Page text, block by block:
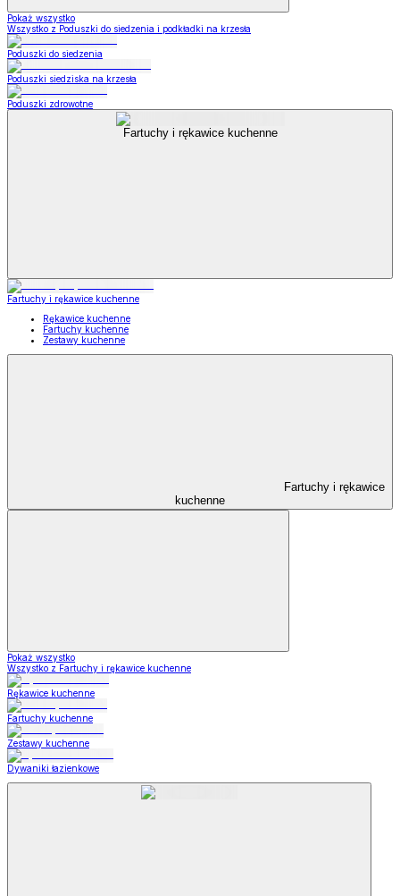
Pokaż wszystko
Wszystko z Poduszki do siedzenia i podkładki na krzesła
Poduszki do siedzenia
Poduszki siedziska na krzesła
Poduszki zdrowotne
Fartuchy i rękawice kuchenne
Fartuchy i rękawice kuchenne
Rękawice kuchenne
Fartuchy kuchenne
Zestawy kuchenne
Fartuchy i rękawice
kuchenne
Pokaż wszystko
Wszystko z Fartuchy i rękawice kuchenne
Rękawice kuchenne
Fartuchy kuchenne
Zestawy kuchenne
Dywaniki łazienkowe